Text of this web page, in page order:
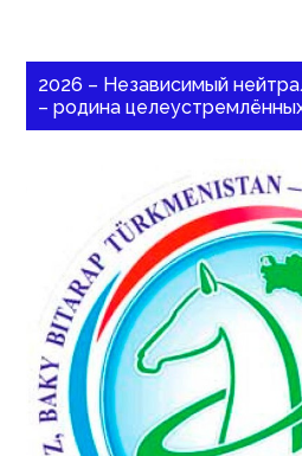
2026 – Независимый
– родина